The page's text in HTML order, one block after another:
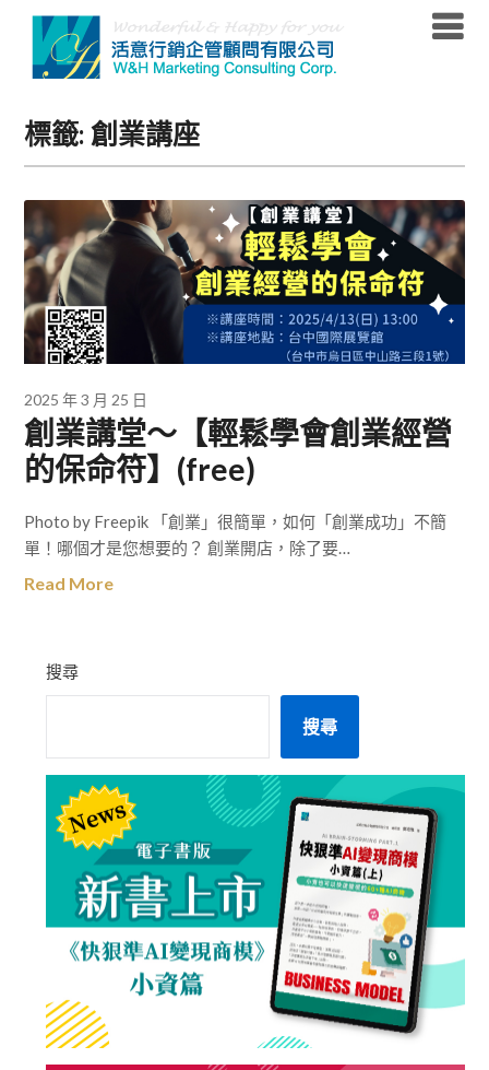
content
標籤:創業講座
2025 年 3 月 25 日
創業講堂～【輕鬆學會創業經營
的保命符】(free)
Photo by Freepik 「創業」很簡單，如何「創業成功」不簡
單！哪個才是您想要的？ 創業開店，除了要…
Read More
搜尋
搜尋